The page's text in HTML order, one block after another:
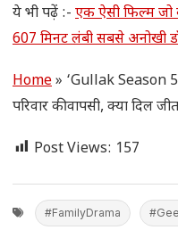
ये भी पढ़ें :- एक ऐसी फिल्म जो
607 मिनट लंबी सबसे अनोखी
Home» ‘Gullak Season
परिवार की वापसी, क्या दिल
Post Views: 157
#FamilyDrama